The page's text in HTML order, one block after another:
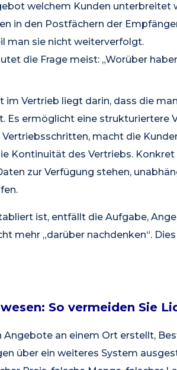
welchem Kunden unterbreitet
in den Postfächern der
man sie nicht weiterverfolgt.
die Frage meist: „Worüber
im Vertrieb liegt darin, dass die
Es ermöglicht eine strukturiertere
macht die
Kontinuität des Vertriebs.
zur Verfügung stehen,
ist, entfällt die Aufgabe,
mehr „darüber nachdenken“.
So vermeiden Sie
Angebote an einem Ort erstellt,
über ein weiteres System